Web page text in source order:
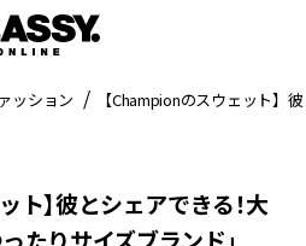
ッション 【Championのスウェット】
ト】彼とシェアできる！大
たりサイズブランド」